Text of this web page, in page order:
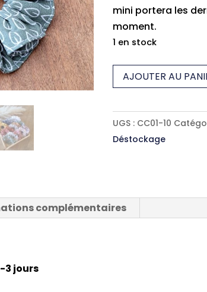
mini portera les
moment.
1 en stock
quantité
de
biona
(petit)
AJOUTER AU
UGS : CC01-10
Déstockage
complémentaires
3 jours